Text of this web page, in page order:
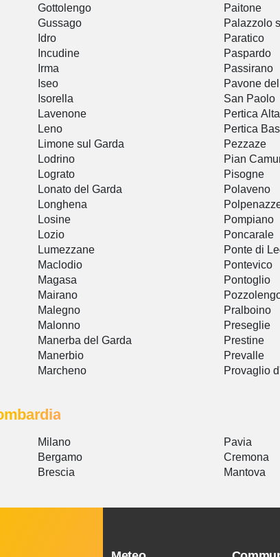
Gottolengo
Gussago
Idro
Incudine
Irma
Iseo
Isorella
Lavenone
Leno
Limone sul Garda
Lodrino
Lograto
Lonato del Garda
Longhena
Losine
Lozio
Lumezzane
Maclodio
Magasa
Mairano
Malegno
Malonno
Manerba del Garda
Manerbio
Marcheno
Paitone
Palazzolo
Paratico
Paspardo
Passirano
Pavone
San Paolo
Pertica Alta
Pertica
Pezzaze
Pian
Pisogne
Polaveno
Pompiano
Poncarale
Ponte di
Pontevico
Pontoglio
Pralboino
Preseglie
Prestine
Prevalle
Provaglio
Milano
Bergamo
Brescia
Pavia
Cremona
Mantova